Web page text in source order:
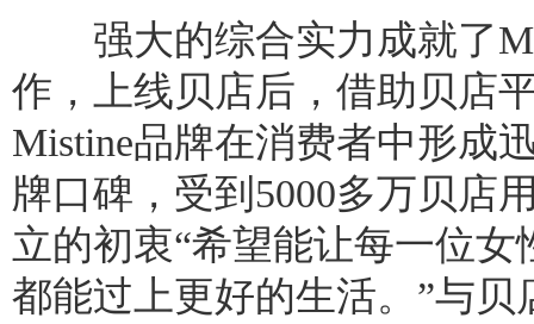
强大的综合实力成就了
作，上线贝店后，借助贝店
Mistine品牌在消费者中形成
牌口碑，受到5000多万贝店
立的初衷“希望能让每一位
都能过上更好的生活。”与贝